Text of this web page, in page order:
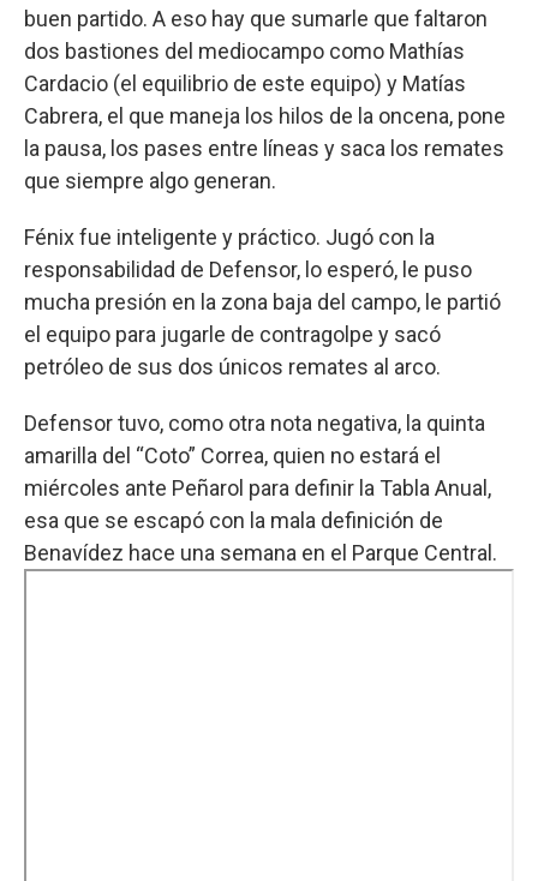
buen partido. A eso hay que sumarle que faltaron
dos bastiones del mediocampo como Mathías
Cardacio (el equilibrio de este equipo) y Matías
Cabrera, el que maneja los hilos de la oncena, pone
la pausa, los pases entre líneas y saca los remates
que siempre algo generan.
Fénix fue inteligente y práctico. Jugó con la
responsabilidad de Defensor, lo esperó, le puso
mucha presión en la zona baja del campo, le partió
el equipo para jugarle de contragolpe y sacó
petróleo de sus dos únicos remates al arco.
Defensor tuvo, como otra nota negativa, la quinta
amarilla del “Coto” Correa, quien no estará el
miércoles ante Peñarol para definir la Tabla Anual,
esa que se escapó con la mala definición de
Benavídez hace una semana en el Parque Central.